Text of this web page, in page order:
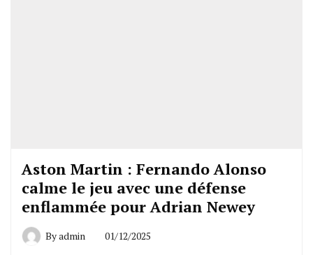
Aston Martin : Fernando Alonso
calme le jeu avec une défense
enflammée pour Adrian Newey
Byadmin 01/12/2025